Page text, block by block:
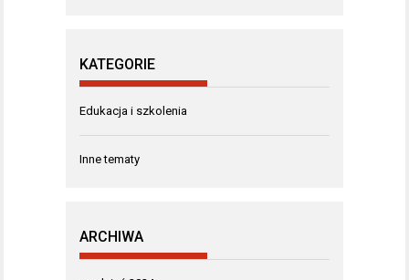
KATEGORIE
Edukacja i szkolenia
Inne tematy
ARCHIWA